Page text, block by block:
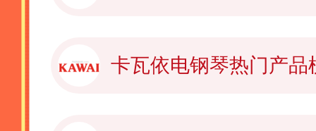
卡瓦依电钢琴热门产品